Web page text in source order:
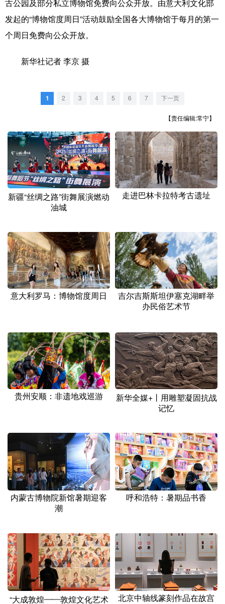
文化产业
浙江 安徽 福建 江西
山东 河南 湖北 湖南
广东 广西 海南 重庆
四川 贵州 云南 西藏
新疆 内蒙古 黑龙江
多语种频道
English Español Français عربى
Deutsch Português
古公园及部分私立博物馆免费向公众开放。由意大利文化部
发起的“博物馆度周日”活动鼓励全国各大博物馆于每月的第一
个周日免费向公众开放。
新华社记者 李京 摄
1 2 3 4 5 6 7 下一页
【责任编辑:常宁】
新疆“丝绸之路”街舞展演燃动
油城
走进巴林卡拉特考古遗址
意大利罗马：博物馆度周日
吉尔吉斯斯坦伊塞克湖畔举
办民俗艺术节
贵州安顺：非遗地戏巡游
新华全媒+丨用雕塑凝固抗战
记忆
内蒙古博物院新馆暑期迎客
潮
呼和浩特：暑期品书香
“大成敦煌——敦煌文化艺术 北京中轴线篆刻作品在故宫